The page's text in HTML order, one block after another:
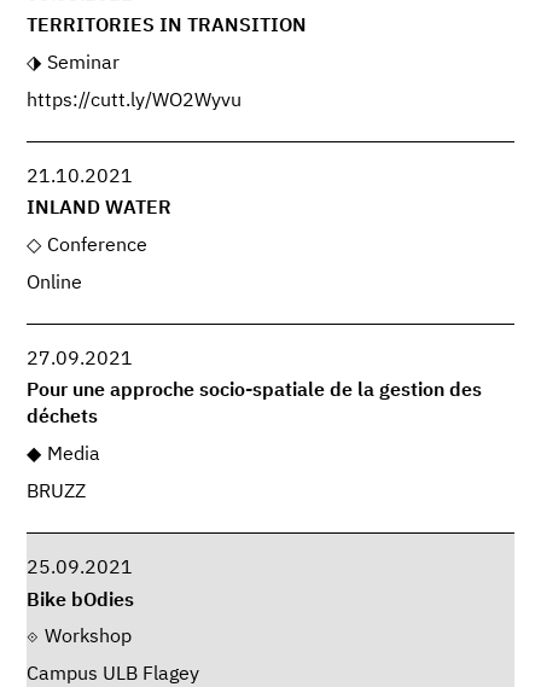
TERRITORIES IN TRANSITION
Seminar
https://cutt.ly/WO2Wyvu
21.10.2021
INLAND WATER
Conference
Online
27.09.2021
Pour une approche socio-spatiale de la gestion des
déchets
Media
BRUZZ
25.09.2021
Bike bOdies
Workshop
Campus ULB Flagey